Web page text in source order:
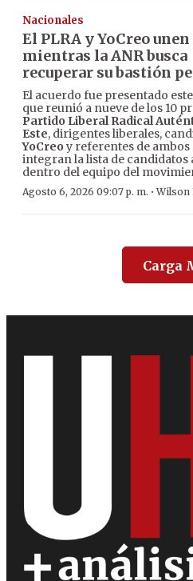
Nacionales
El PLRA y YoCreo
mientras la ANR busca
recuperar su bastión
El acuerdo fue presentado
que reunió a nueve de los 10
Partido Liberal Radical
Este, dirigentes liberales,
YoCreo y referentes de
integran la lista de candidatos
dentro del equipo del
Agosto 6, 2026 09:07 p. m. ·Wilson
Carga